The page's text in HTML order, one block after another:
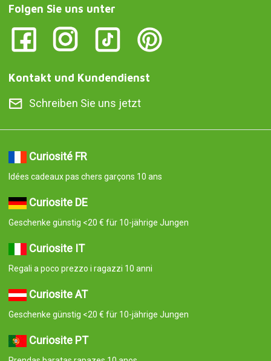
Folgen Sie uns unter
Kontakt und Kundendienst
Schreiben Sie uns jetzt
Curiosité FR
Idées cadeaux pas chers garçons 10 ans
Curiosite DE
Geschenke günstig <20 € für 10-jährige Jungen
Curiosite IT
Regali a poco prezzo i ragazzi 10 anni
Curiosite AT
Geschenke günstig <20 € für 10-jährige Jungen
Curiosite PT